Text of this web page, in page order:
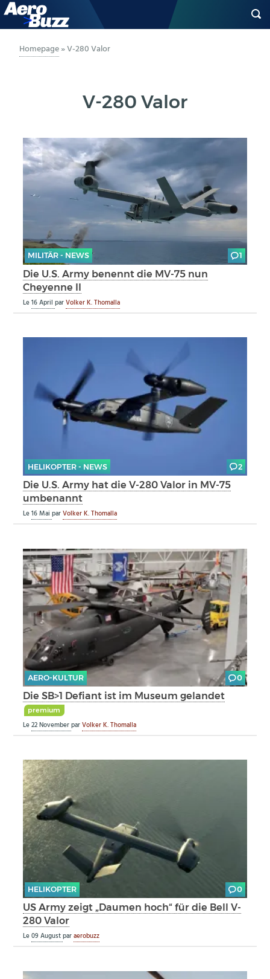
GENERAL AVIATION
MILITÄR
INDUSTRIE
AERO-KULTUR
Homepage»V-280 Valor
V-280 Valor
MILITÄR - NEWS 1
Die U.S. Army benennt die MV-75 nun
Cheyenne II
Le16 AprilparVolker K. Thomalla
HELIKOPTER - NEWS 2
Die U.S. Army hat die V-280 Valor in MV-75
umbenannt
Le16 MaiparVolker K. Thomalla
AERO-KULTUR 0
Die SB>1 Defiant ist im Museum gelandet
premium
Le22 NovemberparVolker K. Thomalla
HELIKOPTER 0
US Army zeigt „Daumen hoch“ für die Bell V-
280 Valor
Le09 Augustparaerobuzz